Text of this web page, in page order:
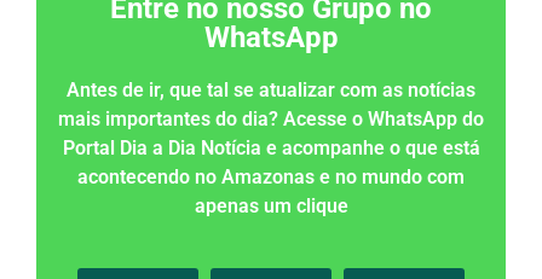
Entre no nosso Grupo no
WhatsApp
Antes de ir, que tal se atualizar com as notícias
mais importantes do dia? Acesse o WhatsApp do
Portal Dia a Dia Notícia e acompanhe o que está
acontecendo no Amazonas e no mundo com
apenas um clique